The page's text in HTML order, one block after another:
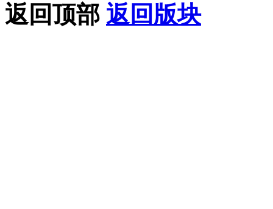
返回顶部 返回版块